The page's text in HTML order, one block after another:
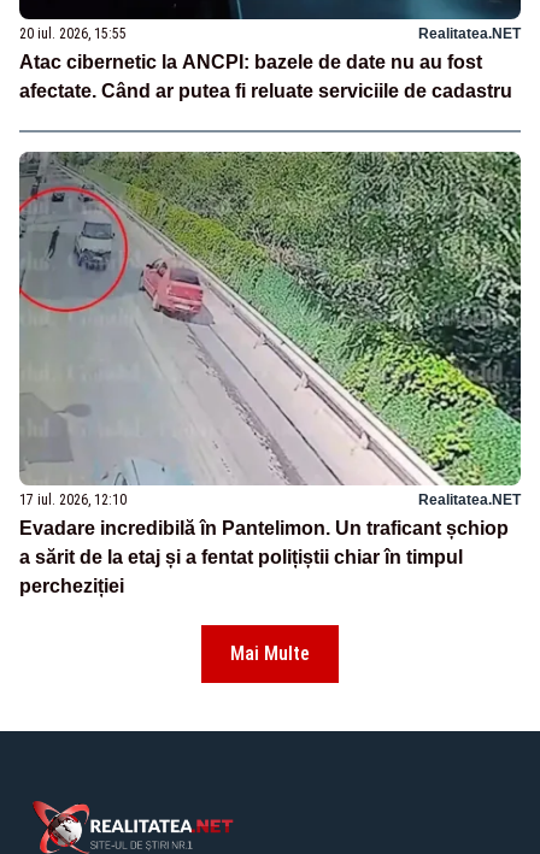
20 iul. 2026, 15:55 Realitatea.NET
Atac cibernetic la ANCPI: bazele de date nu au fost
afectate. Când ar putea fi reluate serviciile de cadastru
17 iul. 2026, 12:10 Realitatea.NET
Evadare incredibilă în Pantelimon. Un traficant șchiop
a sărit de la etaj și a fentat polițiștii chiar în timpul
percheziției
Mai Multe